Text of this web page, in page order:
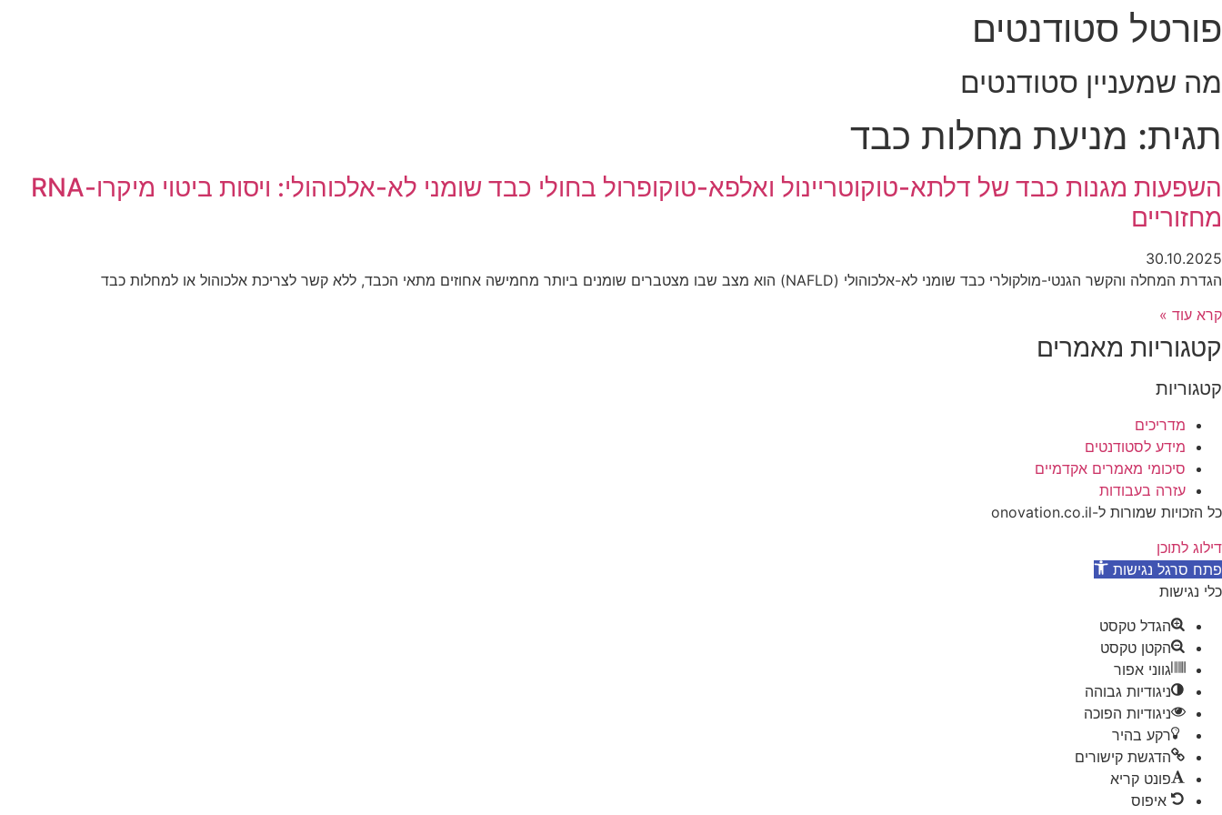
דלג
לתוכן
פורטל סטודנטים
מה שמעניין סטודנטים
תגית: מניעת מחלות כבד
השפעות מגנות כבד של דלתא-טוקוטריינול ואלפא-טוקופרול בחולי כבד שומני לא-אלכוהולי: ויסות ביטוי מיקרו-RNA
מחזוריים
30.10.2025
הגדרת המחלה והקשר הגנטי-מולקולרי כבד שומני לא-אלכוהולי (NAFLD) הוא מצב שבו מצטברים שומנים ביותר מחמישה אחוזים מתאי הכבד, ללא קשר לצריכת אלכוהול או למחלות כבד
קרא עוד »
קטגוריות מאמרים
קטגוריות
מדריכים
מידע לסטודנטים
סיכומי מאמרים אקדמיים
עזרה בעבודות
כל הזכויות שמורות ל-onovation.co.il
דילוג לתוכן
פתח סרגל נגישות
כלי נגישות
הגדל טקסט
הקטן טקסט
גווני אפור
ניגודיות גבוהה
ניגודיות הפוכה
רקע בהיר
הדגשת קישורים
פונט קריא
איפוס